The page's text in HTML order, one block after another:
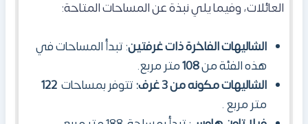
العائلات، وفيما يلي نبذة عن المساحات المتاحة:
الشاليهات الفاخرة ذات غرفتين: تبدأ المساحات في
هذه الفئة من108متر مربع.
الشاليهات مكونه من 3 غرف:
تتوفر بمساحات 122
متر مربع .